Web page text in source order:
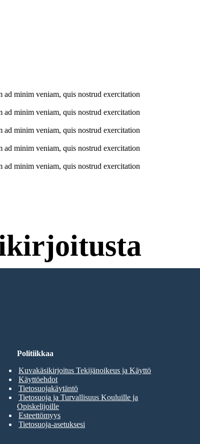
minim veniam, quis nostrud exercitation
minim veniam, quis nostrud exercitation
minim veniam, quis nostrud exercitation
minim veniam, quis nostrud exercitation
minim veniam, quis nostrud exercitation
Kokeilemiseen!
Politiikkaa
Kuvakäsikirjoitus Tekijänoikeus ja Käyttö
Käyttöehdot
Tietosuojakäytäntö
Tietosuoja ja Turvallisuus Kouluille ja
Opiskelijoille
Esteettömyys
Tietosuoja-asetuksesi